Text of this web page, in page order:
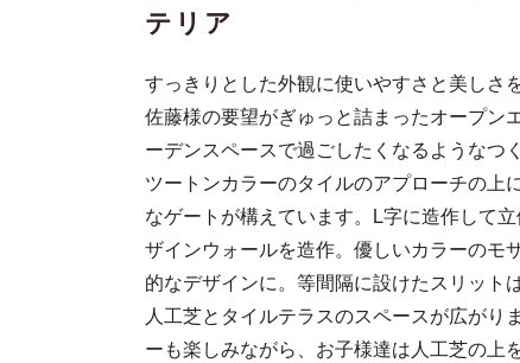
テリア
すっきりとした外観に使いやすさと美しさ
佐藤様の要望がぎゅっと詰まったオープン
ーデンスペースで過ごしたくなるようなつ
ツートンカラーのタイルのアプローチの上
なゲートが構えています。L字に造作して
ザインウォールを造作。優しいカラーのモ
的なデザインに。等間隔に設けたスリット
人工芝とタイルテラスのスペースが広がり
ーも楽しみながら、お子様達は人工芝の上